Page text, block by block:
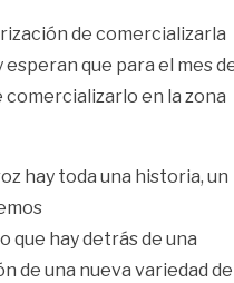
de comercializarla
que para el mes
en la zona
hay toda una historia, un
que hay detrás de una
de una nueva variedad de